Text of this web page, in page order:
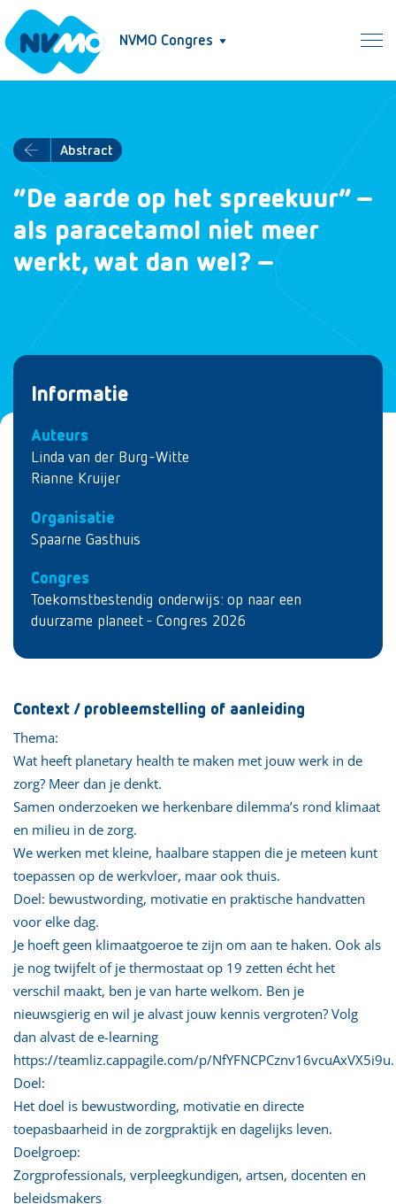
NVMO Congres
Abstract
“De aarde op het spreekuur” –
als paracetamol niet meer
werkt, wat dan wel? –
Informatie
Auteurs
Linda van der Burg-Witte
Rianne Kruijer
Organisatie
Spaarne Gasthuis
Congres
Toekomstbestendig onderwijs: op naar een
duurzame planeet - Congres 2026
Context / probleemstelling of aanleiding
Thema:
Wat heeft planetary health te maken met jouw werk in de
zorg? Meer dan je denkt.
Samen onderzoeken we herkenbare dilemma’s rond klimaat
en milieu in de zorg.
We werken met kleine, haalbare stappen die je meteen kunt
toepassen op de werkvloer, maar ook thuis.
Doel: bewustwording, motivatie en praktische handvatten
voor elke dag.
Je hoeft geen klimaatgoeroe te zijn om aan te haken. Ook als
je nog twijfelt of je thermostaat op 19 zetten écht het
verschil maakt, ben je van harte welkom. Ben je
nieuwsgierig en wil je alvast jouw kennis vergroten? Volg
dan alvast de e-learning
https://teamliz.cappagile.com/p/NfYFNCPCznv16vcuAxVX5i9u.
Doel:
Het doel is bewustwording, motivatie en directe
toepasbaarheid in de zorgpraktijk en dagelijks leven.
Doelgroep:
Zorgprofessionals, verpleegkundigen, artsen, docenten en
beleidsmakers